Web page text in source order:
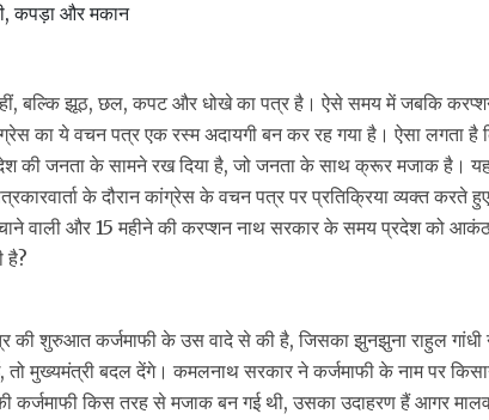
कपड़ा और मकान
बल्कि झूठ, छल, कपट और धोखे का पत्र है। ऐसे समय में जबकि
का ये वचन पत्र एक रस्म अदायगी बन कर रह गया है। ऐसा लगता है
की जनता के सामने रख दिया है, जो जनता के साथ क्रूर मजाक है।
के दौरान कांग्रेस के वचन पत्र पर प्रतिक्रिया व्यक्त करते
वाली और 15 महीने की करप्शन नाथ सरकार के समय प्रदेश को
है?
की शुरुआत कर्जमाफी के उस वादे से की है, जिसका झुनझुना राहुल
तो मुख्यमंत्री बदल देंगे। कमलनाथ सरकार ने कर्जमाफी के नाम पर
कर्जमाफी किस तरह से मजाक बन गई थी, उसका उदाहरण हैं आगर